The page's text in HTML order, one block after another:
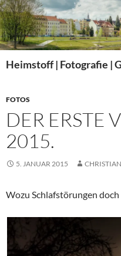
Zum
Inhalt
springen
Heimstoff | Fotografie |
FOTOS
DER ERSTE
2015.
5. JANUAR 2015 CHRISTIAN
Wozu Schlafstörungen